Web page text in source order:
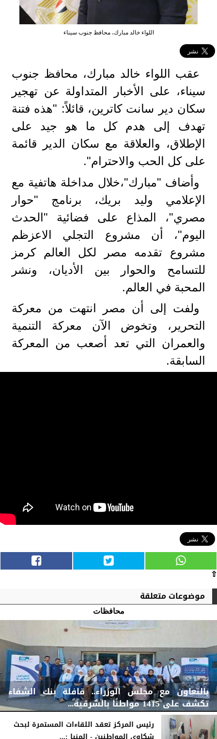
اللواء خالد مبارك، محافظ جنوب سيناء
عقب اللواء خالد مبارك، محافظ جنوب
سيناء، على الأخبار المتداولة عن تهجير
سكان دير سانت كاترين، قائلاً: "هذه فتنة
تهدف إلى هدم كل ما هو جيد على
الإطلاق، والعلاقة مع سكان الدير قائمة
على كل الحب والاحترام".
وأضاف "مبارك"،خلال مداخلة هاتفية مع
الإعلامي وليد بريك، برنامج "حوار
مصري"، المذاع على فضائية "الحدث
اليوم"، أن مشروع التجلي الاعزظم
مشروع تقدمه مصر لكل العالم كرمز
للتسامح والحوار بين الأديان، ونشر
المحبة في العالم.
ولفت إلى أن مصر انتهت من معركة
التحرير، وتخوض الآن معركة التنمية
والعمران التي تعد أصعب من المعركة
السابقة.
⇧
موضوعات متعلقة
محافظات
بالتعاون مع مجلس الوزراء.. قافلة بنك الشفاء
تكشف على 1415 مواطنًا بالشرقية...
رئيس المركز تعقد اللقاءات المستمرة لبحث